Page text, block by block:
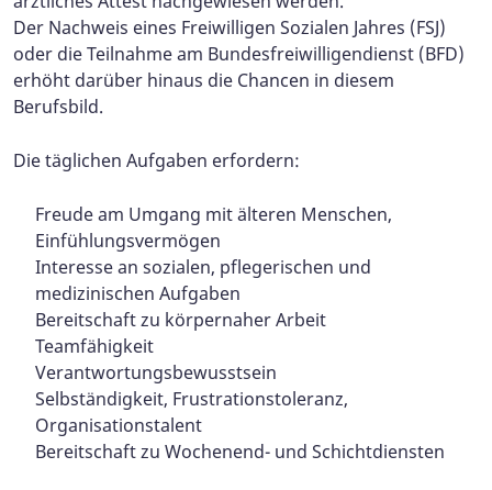
Der Nachweis eines Freiwilligen Sozialen Jahres (FSJ)
oder die Teilnahme am Bundesfreiwilligendienst (BFD)
erhöht darüber hinaus die Chancen in diesem
Berufsbild.
Die täglichen Aufgaben erfordern:
Freude am Umgang mit älteren Menschen,
Einfühlungsvermögen
Interesse an sozialen, pflegerischen und
medizinischen Aufgaben
Bereitschaft zu körpernaher Arbeit
Teamfähigkeit
Verantwortungsbewusstsein
Selbständigkeit, Frustrationstoleranz,
Organisationstalent
Bereitschaft zu Wochenend- und Schichtdiensten